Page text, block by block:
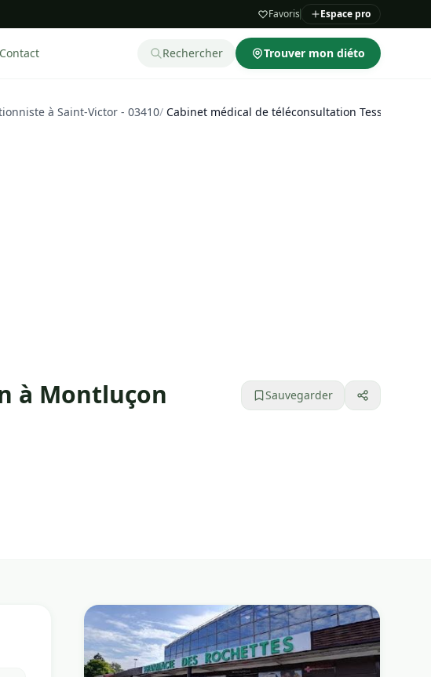
Favoris Espace pro
Contact Rechercher Trouver mon diéto
à Saint-Victor - 03410/ Cabinet médical de téléconsultation Tessan
à Montluçon Sauvegarder